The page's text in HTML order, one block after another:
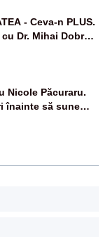
- Ceva-n PLUS.
Dr. Mihai Dobra –
Nicole Păcuraru.
înainte să sune